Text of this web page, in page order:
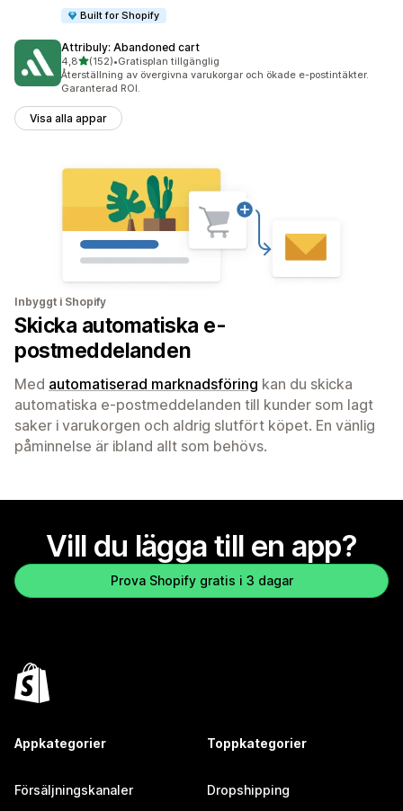
Built for Shopify
Attribuly: Abandoned cart
4,8av 5 stjärnor
(152)
152 recensioner totalt
•Gratisplan tillgänglig
Återställning av övergivna varukorgar och ökade e-postintäkter.
Garanterad ROI.
Visa alla appar
Inbyggt i Shopify
Skicka automatiska e-
postmeddelanden
Med automatiserad marknadsföring kan du skicka
automatiska e-postmeddelanden till kunder som lagt
saker i varukorgen och aldrig slutfört köpet. En vänlig
påminnelse är ibland allt som behövs.
Vill du lägga till en app?
Prova Shopify gratis i 3 dagar
Appkategorier
Försäljningskanaler
Toppkategorier
Dropshipping